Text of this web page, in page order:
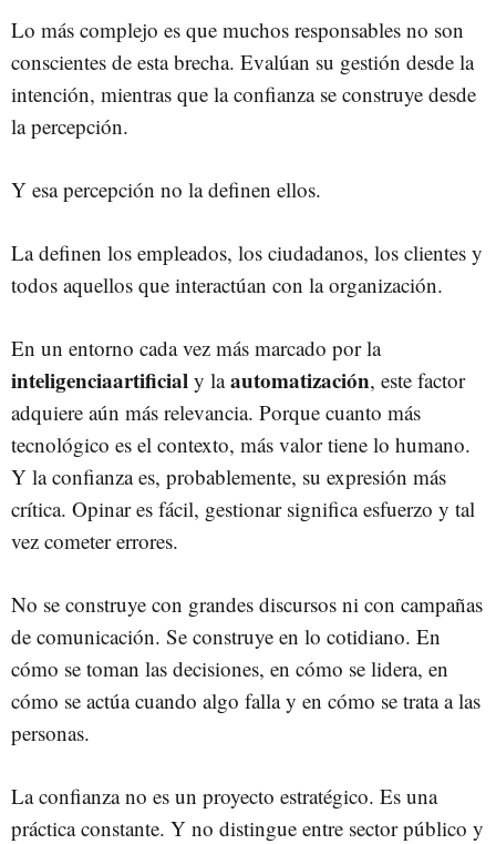
Lo más complejo es que muchos responsables no son
conscientes de esta brecha. Evalúan su gestión desde la
intención, mientras que la confianza se construye desde
la percepción.
Y esa percepción no la definen ellos.
La definen los empleados, los ciudadanos, los clientes y
todos aquellos que interactúan con la organización.
En un entorno cada vez más marcado por la
inteligenciaartificial y laautomatización, este factor
adquiere aún más relevancia. Porque cuanto más
tecnológico es el contexto, más valor tiene lo humano.
Y la confianza es, probablemente, su expresión más
crítica. Opinar es fácil, gestionar significa esfuerzo y tal
vez cometer errores.
No se construye con grandes discursos ni con campañas
de comunicación. Se construye en lo cotidiano. En
cómo se toman las decisiones, en cómo se lidera, en
cómo se actúa cuando algo falla y en cómo se trata a las
personas.
La confianza no es un proyecto estratégico. Es una
práctica constante. Y no distingue entre sector público y